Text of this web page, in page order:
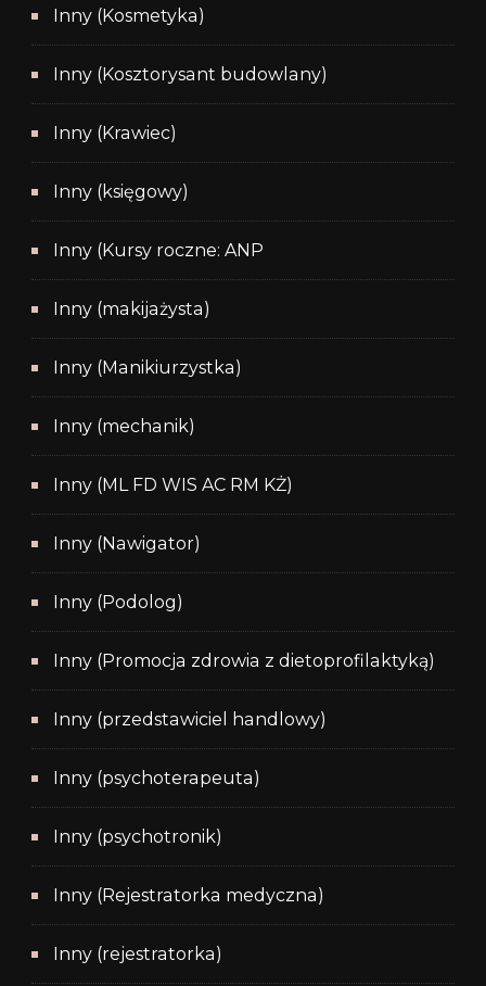
Inny (Kosmetyka)
Inny (Kosztorysant budowlany)
Inny (Krawiec)
Inny (księgowy)
Inny (Kursy roczne: ANP
Inny (makijażysta)
Inny (Manikiurzystka)
Inny (mechanik)
Inny (ML FD WIS AC RM KŻ)
Inny (Nawigator)
Inny (Podolog)
Inny (Promocja zdrowia z dietoprofilaktyką)
Inny (przedstawiciel handlowy)
Inny (psychoterapeuta)
Inny (psychotronik)
Inny (Rejestratorka medyczna)
Inny (rejestratorka)